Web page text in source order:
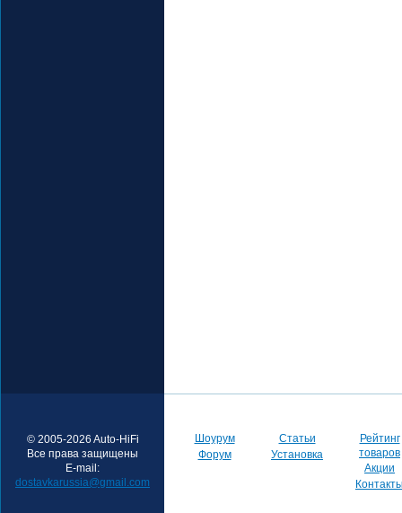
© 2005-2026 Auto-HiFi
Все права защищены
E-mail:
dostavkarussia@gmail.com
Шоурум
Форум
Статьи
Установка
Рейтинг
товаров
Акции